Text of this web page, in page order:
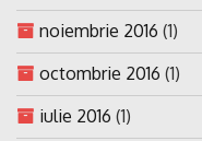
noiembrie 2016 (1)
octombrie 2016 (1)
iulie 2016 (1)